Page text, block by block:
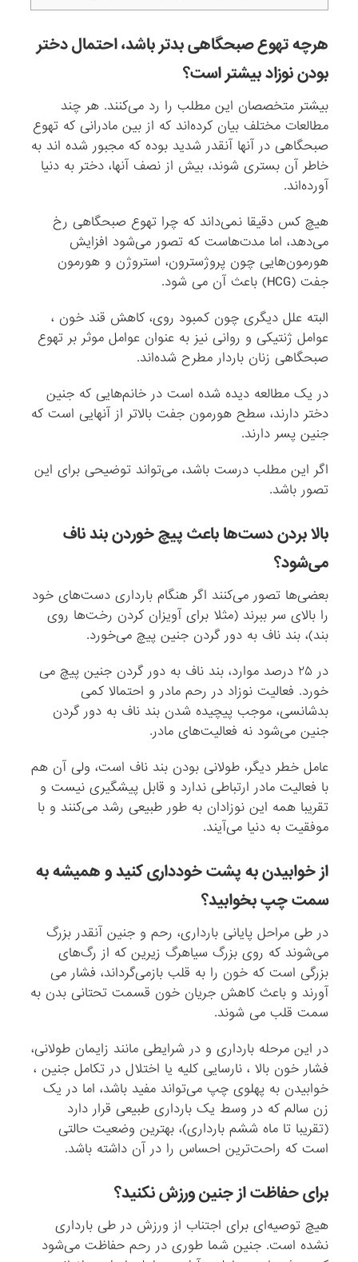
هرچه تهوع صبحگاهی بدتر باشد، احتمال دختر
بودن نوزاد بیشتر است؟
بیشتر متخصصان این مطلب را رد می‌کنند. هر چند
مطالعات مختلف بیان کرده‌اند که از بین مادرانی که تهوع
صبحگاهی‌ در آنها آنقدر شدید بوده که مجبور شده اند به
خاطر آن بستری شوند، بیش از نصف آنها، دختر به دنیا
آورده‌اند.
هیچ کس دقیقا نمی‌داند که چرا تهوع صبحگاهی رخ
می‌دهد، اما مدت‌هاست که تصور می‌شود افزایش
هورمون‌هایی چون پروژسترون، استروژن و هورمون
جفت (HCG) باعث آن می شود.
البته علل دیگری چون کمبود روی، کاهش قند خون ،
عوامل ژنتیکی و روانی نیز به عنوان عوامل موثر بر تهوع
صبحگاهی زنان باردار مطرح شده‌اند.
در یک مطالعه دیده شده است در خانم‌هایی که جنین
دختر دارند، سطح هورمون جفت بالاتر از آنهایی است که
جنین پسر دارند.
اگر این مطلب درست باشد، می‌تواند توضیحی برای این
تصور باشد.
بالا بردن دست‌ها باعث پیچ خوردن بند‌‌ ناف
می‌شود؟
بعضی‌ها تصور می‌کنند اگر هنگام بارداری دست‌های خود
را بالای سر ببرند (مثلا برای آویزان کردن رخت‌ها روی
بند)،‌ بند ناف به دور گردن جنین پیچ می‌خورد.
در ۲۵ درصد موارد، بند ناف به دور گردن جنین ‌پیچ می
خورد. فعالیت نوزاد در رحم مادر و احتمالا کمی
بدشانسی، موجب پیچیده شدن بند ناف به دور گردن
جنین می‌شود نه فعالیت‌های مادر.
عامل خطر دیگر، طولانی بودن بند ناف است، ولی آن هم
با فعالیت مادر ارتباطی ندارد و قابل پیشگیری نیست و
تقریبا همه این نوزادان به طور طبیعی رشد می‌کنند و با
موفقیت به دنیا می‌آیند.
از خوابیدن به پشت خودداری کنید و همیشه به
سمت چپ بخوابید؟
در طی مراحل پایانی بارداری، رحم و جنین آنقدر بزرگ
می‌شوند که روی بزرگ سیاهرگ زیرین که از رگ‌های
بزرگی است که خون را به قلب بازمی‌گرداند، فشار می
آورند و باعث کاهش جریان خون قسمت تحتانی بدن به
سمت قلب می شوند.
در این مرحله بارداری و در شرایطی مانند زایمان طولانی،
فشار خون بالا ، نارسایی کلیه یا اختلال در تکامل جنین ،
خوابیدن به پهلوی چپ می‌تواند مفید باشد، اما در یک
زن سالم که در وسط یک بارداری طبیعی قرار دارد
(تقریبا تا ماه ششم بارداری)، بهترین وضعیت حالتی
است که راحت‌ترین احساس را در آن داشته باشد.
برای حفاظت از جنین ورزش نکنید؟
هیچ توصیه‌ای برای اجتناب از ورزش در طی بارداری
نشده است. جنین شما طوری در رحم حفاظت می‌شود